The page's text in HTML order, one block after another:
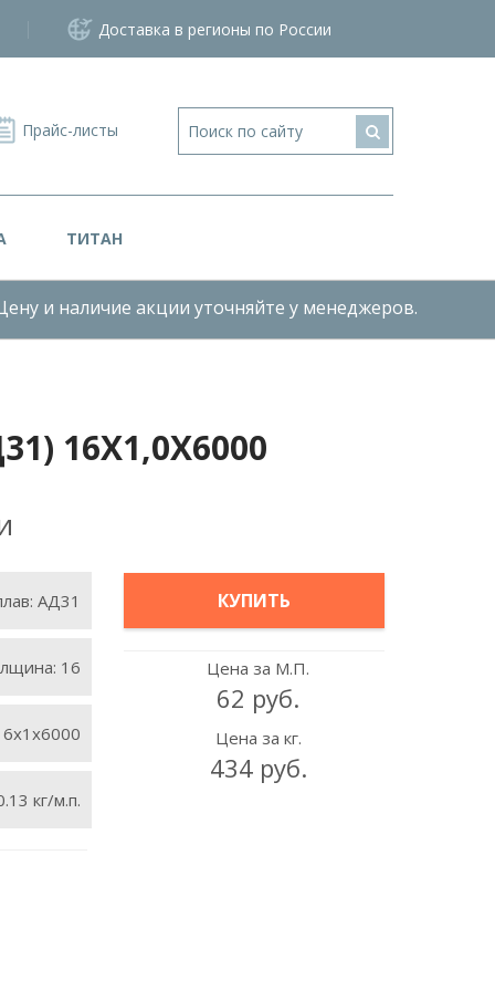
Доставка в регионы по России
Прайс-листы
ТИТАН
и наличие акции уточняйте у менеджеров.
16Х1,0Х6000
АД31
16
кг/м.п.
КУПИТЬ
Цена за М.П.
62 руб.
Цена за кг.
434 руб.